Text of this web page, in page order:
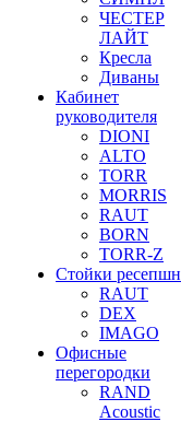
ЧЕСТЕР
ЛАЙТ
Кресла
Диваны
Кабинет
руководителя
DIONI
ALTO
TORR
MORRIS
RAUT
BORN
TORR-Z
Стойки ресепшн
RAUT
DEX
IMAGO
Офисные
перегородки
RAND
Acoustic